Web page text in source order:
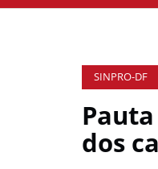
SINPRO-DF
dos